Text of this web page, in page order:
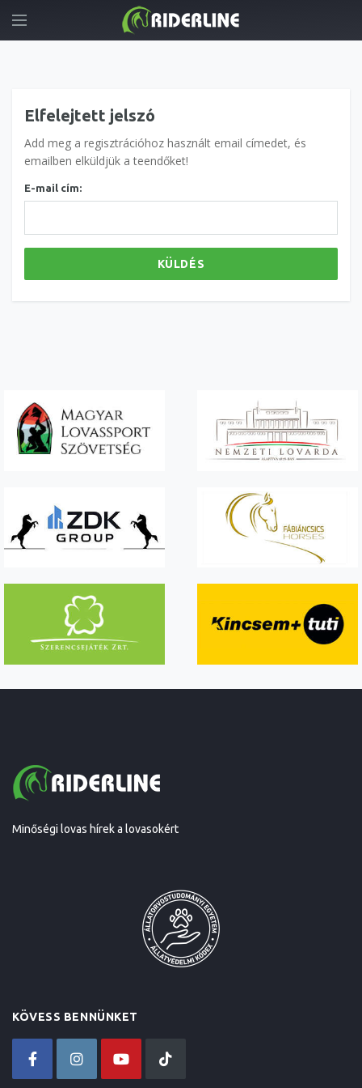
Elfelejtett jelszó
Add meg a regisztrációhoz használt email címedet, és
emailben elküldjük a teendőket!
E-mail cím:
KÜLDÉS
Minőségi lovas hírek a lovasokért
KÖVESS BENNÜNKET